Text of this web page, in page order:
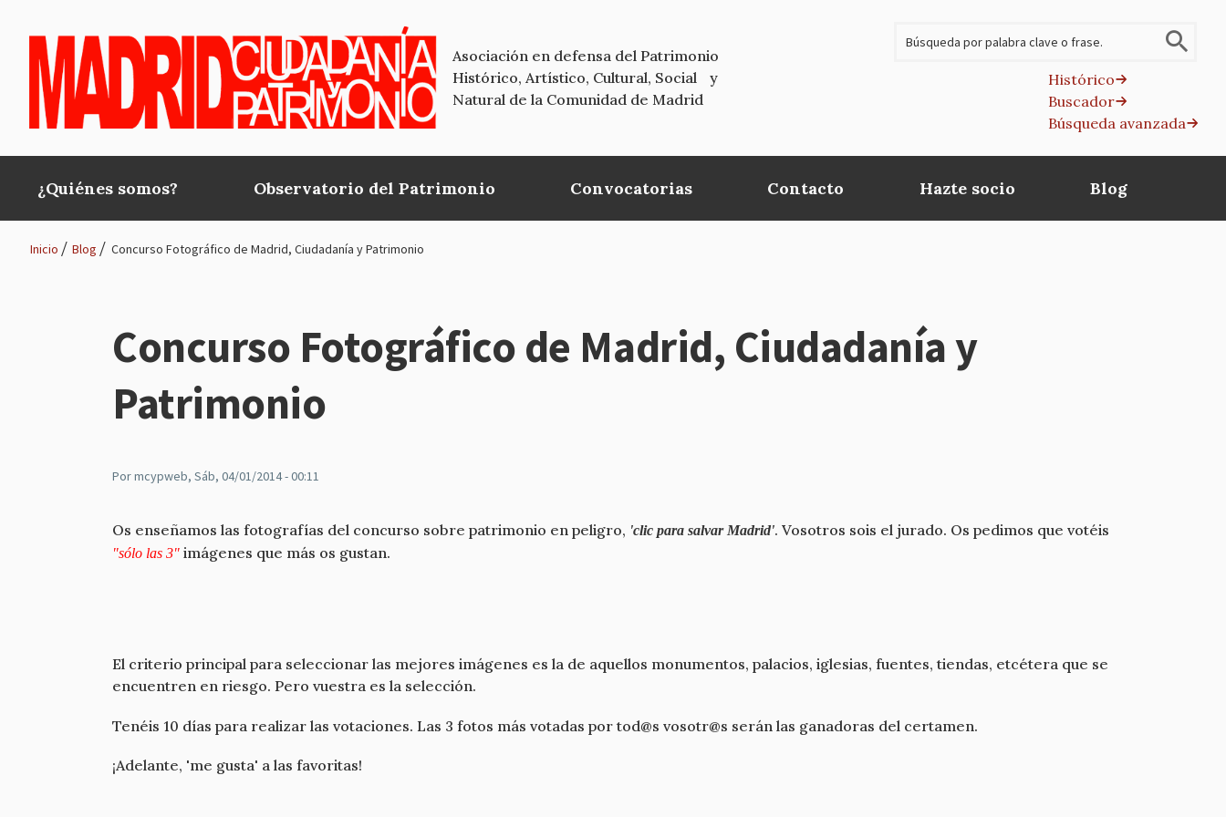
Asociación en defensa del Patrimonio
Histórico, Artístico, Cultural, Social y
Natural de la Comunidad de Madrid
Histórico
Buscador
Búsqueda avanzada
Main
navigation
¿Quiénes somos? Observatorio del Patrimonio Convocatorias Contacto Hazte socio Blog
Inicio Blog Concurso Fotográfico de Madrid, Ciudadanía y Patrimonio
Concurso Fotográfico de Madrid, Ciudadanía y
Patrimonio
Pormcypweb, Sáb, 04/01/2014 - 00:11
Os enseñamos las fotografías del concurso sobre patrimonio en peligro, 'clic para salvar Madrid'. Vosotros sois el jurado. Os pedimos que votéis
"sólo las 3" imágenes que más os gustan.
El criterio principal para seleccionar las mejores imágenes es la de aquellos monumentos, palacios, iglesias, fuentes, tiendas, etcétera que se
encuentren en riesgo. Pero vuestra es la selección.
Tenéis 10 días para realizar las votaciones. Las 3 fotos más votadas por tod@s vosotr@s serán las ganadoras del certamen.
¡Adelante, 'me gusta' a las favoritas!